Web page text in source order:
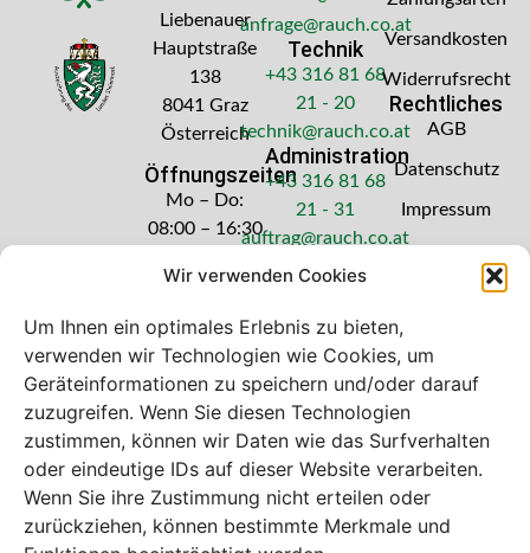
Wir verwenden Cookies
Um Ihnen ein optimales Erlebnis zu bieten,
verwenden wir Technologien wie Cookies, um
Geräteinformationen zu speichern und/oder darauf
zuzugreifen. Wenn Sie diesen Technologien
zustimmen, können wir Daten wie das Surfverhalten
oder eindeutige IDs auf dieser Website verarbeiten.
Wenn Sie ihre Zustimmung nicht erteilen oder
zurückziehen, können bestimmte Merkmale und
Liebenauer
Hauptstraße
138
8041 Graz
Österreich
Öffnungszeiten
Mo – Do:
08:00 – 16:30
Freitag: 08:00
anfrage@rauch.co.at
Technik
+43 316 81 68
21 - 20
technik@rauch.co.at
Administration
+43 316 81 68
21 - 31
auftrag@rauch.co.at
Versandkosten
Widerrufsrecht
Rechtliches
AGB
Datenschutz
Impressum
Bei diesem Webshop handelt es sich um
einen B2B-Webshop
A. Rauch GmbH – Ihr Experte aus Österreich für Waagen,
Eich- & Kalibrierservice, Sprühnebel-Zerstäubungstechnik